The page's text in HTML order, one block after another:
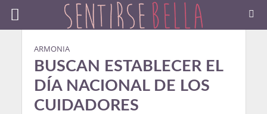
ARMONIA
BUSCAN ESTABLECER EL
DÍA NACIONAL DE LOS
CUIDADORES